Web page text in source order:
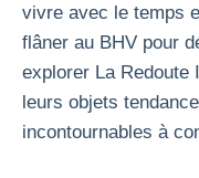
vivre avec le temps
flâner au BHV pour
explorer La Redoute
leurs objets
incontournables à